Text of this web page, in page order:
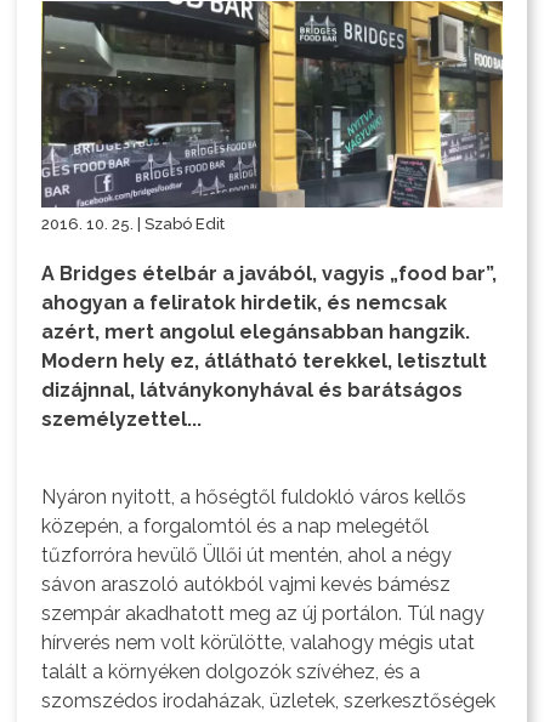
2016. 10. 25. | Szabó Edit
A Bridges ételbár a javából, vagyis „food bar”,
ahogyan a feliratok hirdetik, és nemcsak
azért, mert angolul elegánsabban hangzik.
Modern hely ez, átlátható terekkel, letisztult
dizájnnal, látványkonyhával és barátságos
személyzettel...
Nyáron nyitott, a hőségtől fuldokló város kellős
közepén, a forgalomtól és a nap melegétől
tűzforróra hevülő Üllői út mentén, ahol a négy
sávon araszoló autókból vajmi kevés bámész
szempár akadhatott meg az új portálon. Túl nagy
hírverés nem volt körülötte, valahogy mégis utat
talált a környéken dolgozók szívéhez, és a
szomszédos irodaházak, üzletek, szerkesztőségek